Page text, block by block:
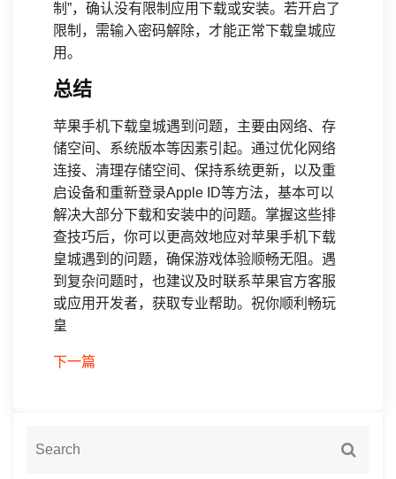
制”，确认没有限制应用下载或安装。若开启了
限制，需输入密码解除，才能正常下载皇城应
用。
总结
苹果手机下载皇城遇到问题，主要由网络、存
储空间、系统版本等因素引起。通过优化网络
连接、清理存储空间、保持系统更新，以及重
启设备和重新登录Apple ID等方法，基本可以
解决大部分下载和安装中的问题。掌握这些排
查技巧后，你可以更高效地应对苹果手机下载
皇城遇到的问题，确保游戏体验顺畅无阻。遇
到复杂问题时，也建议及时联系苹果官方客服
或应用开发者，获取专业帮助。祝你顺利畅玩
皇
下一篇